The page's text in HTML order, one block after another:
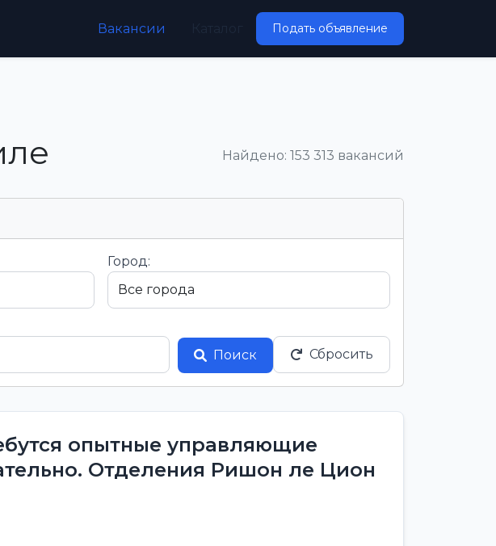
Вакансии Подать объявление
Найдено: 153 313 вакансий
Город:
Поиск
Сбросить
опытные управляющие
Отделения Ришон ле Цион